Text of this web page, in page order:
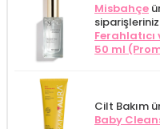
Misbahçe
50 ml
Cilt Bakım
Baby